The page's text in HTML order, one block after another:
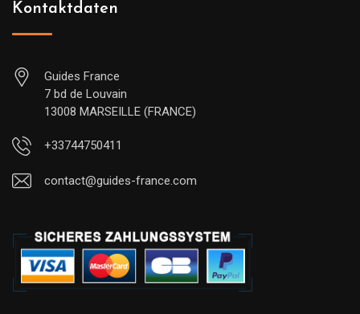
Kontaktdaten
Guides France
7 bd de Louvain
13008 MARSEILLE (FRANCE)
+33744750411
contact@guides-france.com